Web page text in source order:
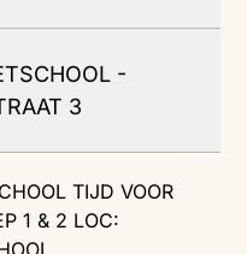
TIJD VOOR
1 & 2 LOC:
-
3